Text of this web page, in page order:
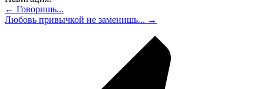
← Говоришь...
Любовь привычкой не заменишь... →